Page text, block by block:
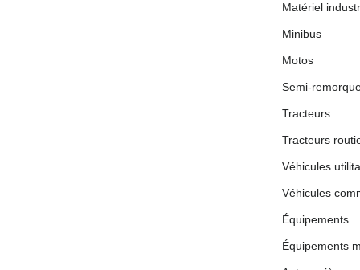
Matériel
Minibus
Motos
Semi-
Tracteurs
Tracteurs
Véhicules
Véhicules
Équipements
Équipements